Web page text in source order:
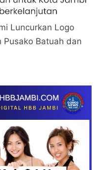
Luncurkan Logo
Pusako Batuah dan